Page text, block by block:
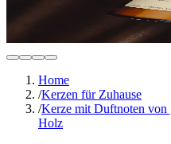
Home
/Kerzen für Zuhause
/Kerze mit Duftnoten von
Holz